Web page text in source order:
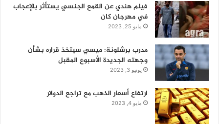
فيلم هندي عن القمع الجنسي يستأثر بالإعجاب
في مهرجان كان
مايو 25, 2023
مدرب برشلونة: ميسي سيتخذ قراره بشأن
وجهته الجديدة الأسبوع المقبل
يونيو 3, 2023
ارتفاع أسعار الذهب مع تراجع الدولار
مايو 4, 2023